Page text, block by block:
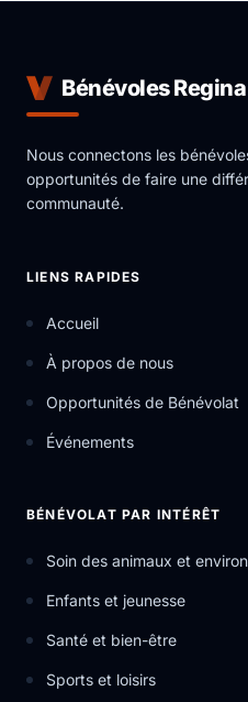
Bénévoles Regina
Nous connectons les
opportunités de faire une
communauté.
LIENS RAPIDES
Accueil
À propos de nous
Opportunités de Bénévolat
Événements
BÉNÉVOLAT PAR INTÉRÊT
Soin des animaux et
Enfants et jeunesse
Santé et bien-être
Sports et loisirs